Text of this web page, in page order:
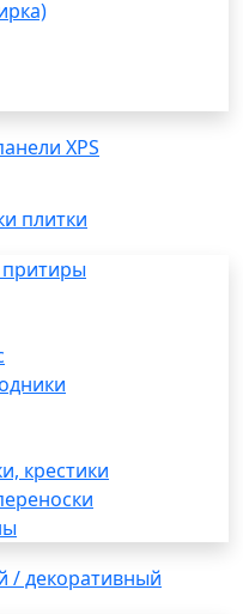
XPS
плитки
крестики
/ декоративный